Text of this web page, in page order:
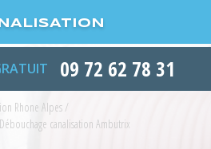
09 72 62 78 31
Rhone Alpes/
Débouchage canalisation Ambutrix